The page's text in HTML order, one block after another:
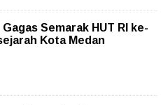
Semarak HUT RI ke-
Kota Medan